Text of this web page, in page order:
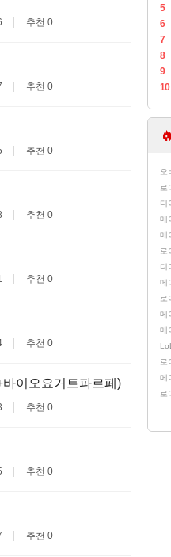
추천 0
추천 0
추천 0
추천 0
추천 0
추천 0
이오요거트파르페)
추천 0
추천 0
추천 0
5
6
7
8
9
10
오
로
디
메
메
로
디
메
로
메
메
로
메
로